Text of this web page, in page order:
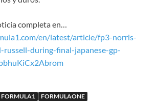
completa en…
en/latest/article/fp3-norris-
russell-during-final-japanese-gp-
FORMULA1
FORMULAONE